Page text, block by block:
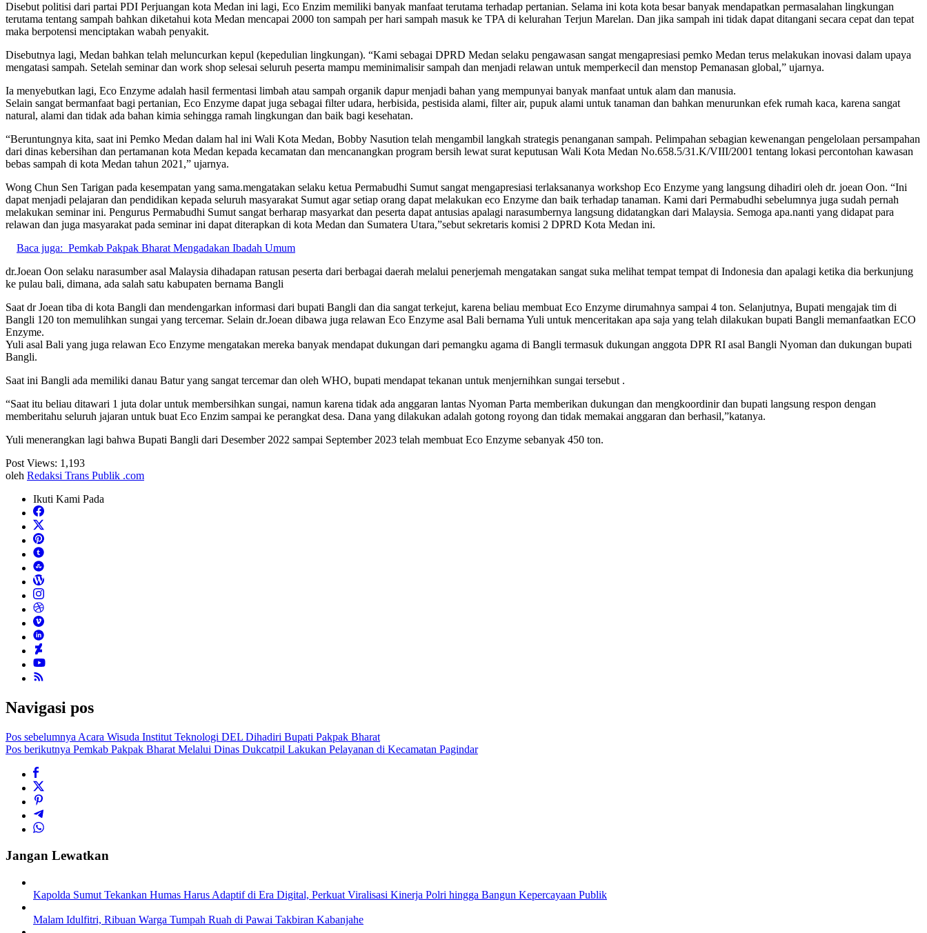
Disebut politisi dari partai PDI Perjuangan kota Medan ini lagi, Eco Enzim memiliki banyak manfaat terutama terhadap pertanian. Selama ini kota kota besar banyak mendapatkan permasalahan lingkungan
terutama tentang sampah bahkan diketahui kota Medan mencapai 2000 ton sampah per hari sampah masuk ke TPA di kelurahan Terjun Marelan. Dan jika sampah ini tidak dapat ditangani secara cepat dan tepat
maka berpotensi menciptakan wabah penyakit.
Disebutnya lagi, Medan bahkan telah meluncurkan kepul (kepedulian lingkungan). “Kami sebagai DPRD Medan selaku pengawasan sangat mengapresiasi pemko Medan terus melakukan inovasi dalam upaya
mengatasi sampah. Setelah seminar dan work shop selesai seluruh peserta mampu meminimalisir sampah dan menjadi relawan untuk memperkecil dan menstop Pemanasan global,” ujarnya.
Ia menyebutkan lagi, Eco Enzyme adalah hasil fermentasi limbah atau sampah organik dapur menjadi bahan yang mempunyai banyak manfaat untuk alam dan manusia.
Selain sangat bermanfaat bagi pertanian, Eco Enzyme dapat juga sebagai filter udara, herbisida, pestisida alami, filter air, pupuk alami untuk tanaman dan bahkan menurunkan efek rumah kaca, karena sangat
natural, alami dan tidak ada bahan kimia sehingga ramah lingkungan dan baik bagi kesehatan.
“Beruntungnya kita, saat ini Pemko Medan dalam hal ini Wali Kota Medan, Bobby Nasution telah mengambil langkah strategis penanganan sampah. Pelimpahan sebagian kewenangan pengelolaan persampahan
dari dinas kebersihan dan pertamanan kota Medan kepada kecamatan dan mencanangkan program bersih lewat surat keputusan Wali Kota Medan No.658.5/31.K/VIII/2001 tentang lokasi percontohan kawasan
bebas sampah di kota Medan tahun 2021,” ujarnya.
Wong Chun Sen Tarigan pada kesempatan yang sama.mengatakan selaku ketua Permabudhi Sumut sangat mengapresiasi terlaksananya workshop Eco Enzyme yang langsung dihadiri oleh dr. joean Oon. “Ini
dapat menjadi pelajaran dan pendidikan kepada seluruh masyarakat Sumut agar setiap orang dapat melakukan eco Enzyme dan baik terhadap tanaman. Kami dari Permabudhi sebelumnya juga sudah pernah
melakukan seminar ini. Pengurus Permabudhi Sumut sangat berharap masyarkat dan peserta dapat antusias apalagi narasumbernya langsung didatangkan dari Malaysia. Semoga apa.nanti yang didapat para
relawan dan juga masyarakat pada seminar ini dapat diterapkan di kota Medan dan Sumatera Utara,”sebut sekretaris komisi 2 DPRD Kota Medan ini.
Baca juga: Pemkab Pakpak Bharat Mengadakan Ibadah Umum
dr.Joean Oon selaku narasumber asal Malaysia dihadapan ratusan peserta dari berbagai daerah melalui penerjemah mengatakan sangat suka melihat tempat tempat di Indonesia dan apalagi ketika dia berkunjung
ke pulau bali, dimana, ada salah satu kabupaten bernama Bangli
Saat dr Joean tiba di kota Bangli dan mendengarkan informasi dari bupati Bangli dan dia sangat terkejut, karena beliau membuat Eco Enzyme dirumahnya sampai 4 ton. Selanjutnya, Bupati mengajak tim di
Bangli 120 ton memulihkan sungai yang tercemar. Selain dr.Joean dibawa juga relawan Eco Enzyme asal Bali bernama Yuli untuk menceritakan apa saja yang telah dilakukan bupati Bangli memanfaatkan ECO
Enzyme.
Yuli asal Bali yang juga relawan Eco Enzyme mengatakan mereka banyak mendapat dukungan dari pemangku agama di Bangli termasuk dukungan anggota DPR RI asal Bangli Nyoman dan dukungan bupati
Bangli.
Saat ini Bangli ada memiliki danau Batur yang sangat tercemar dan oleh WHO, bupati mendapat tekanan untuk menjernihkan sungai tersebut .
“Saat itu beliau ditawari 1 juta dolar untuk membersihkan sungai, namun karena tidak ada anggaran lantas Nyoman Parta memberikan dukungan dan mengkoordinir dan bupati langsung respon dengan
memberitahu seluruh jajaran untuk buat Eco Enzim sampai ke perangkat desa. Dana yang dilakukan adalah gotong royong dan tidak memakai anggaran dan berhasil,”katanya.
Yuli menerangkan lagi bahwa Bupati Bangli dari Desember 2022 sampai September 2023 telah membuat Eco Enzyme sebanyak 450 ton.
Post Views: 1,193
oleh Redaksi Trans Publik .com
Ikuti Kami Pada
Navigasi pos
Pos sebelumnya Acara Wisuda Institut Teknologi DEL Dihadiri Bupati Pakpak Bharat
Pos berikutnya Pemkab Pakpak Bharat Melalui Dinas Dukcatpil Lakukan Pelayanan di Kecamatan Pagindar
Jangan Lewatkan
Kapolda Sumut Tekankan Humas Harus Adaptif di Era Digital, Perkuat Viralisasi Kinerja Polri hingga Bangun Kepercayaan Publik
Malam Idulfitri, Ribuan Warga Tumpah Ruah di Pawai Takbiran Kabanjahe